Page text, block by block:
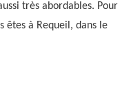
très abordables. Pour
êtes à Requeil, dans le